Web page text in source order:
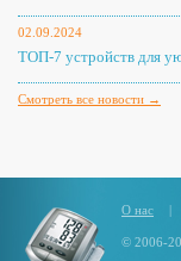
02.09.2024
ТОП-7 устройств для
Смотреть все новости →
О нас |
© 2006-